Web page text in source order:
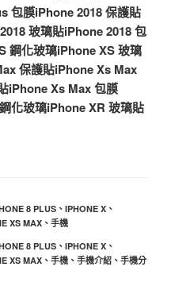
包膜iPhone 2018 保護貼
玻璃貼iPhone 2018 包
鋼化玻璃iPhone XS 玻璃
保護貼iPhone Xs Max
iPhone Xs Max 包膜
化玻璃iPhone XR 玻璃貼
8 PLUS、 IPHONE X、
XS MAX、 手機
8 PLUS、 IPHONE X、
XS MAX、 手機、 手機介紹、 手機分